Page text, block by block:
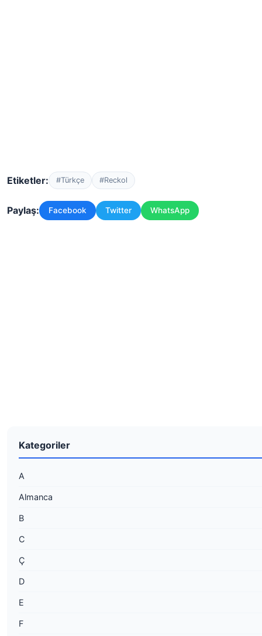
Etiketler: #Türkçe #Reckol
Paylaş: Facebook Twitter WhatsApp
Kategoriler
A
Almanca
B
C
Ç
D
E
F